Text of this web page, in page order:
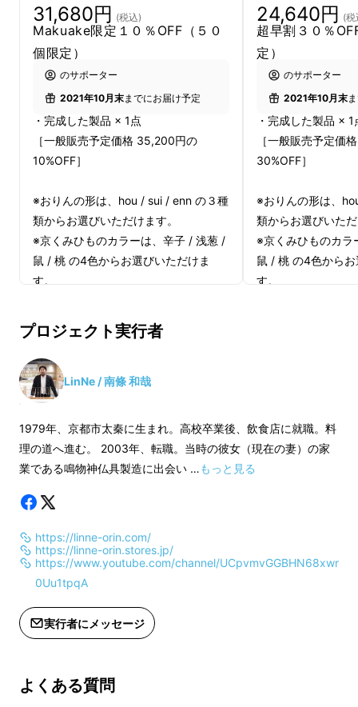
ちょっと豊かな時をつくり、心をととのえるた
めに、おりんの音色を自由に楽しんでほしい。
そんな思いからMakuakeに参加しました。
佐波理から⽣まれる唯⼀無⼆
の⾳⾊
素材に「佐波理(さはり)」という銅と錫の合⾦
を使⽤。
いた伝統技術
素材の特性を⽣かし、⼆つとない⾳⾊
しています。
PRODUCT CONCEPT
31,680円 (税込)
Makuake限定１０％OFF（５０
個限定）
のサポーター
2021年10月末までにお届け予定
・完成した製品 × 1点
［一般販売予定価格 35,200円の
10%OFF］
※おりんの形は、hou / sui / enn の３種
類からお選びいただけます。
※京くみひものカラーは、辛子 / 浅葱 /
鼠 / 桃 の4色からお選びいただけま
す。
もございます。ご了承ください。
※ご注文状況、使用部材の供給状況、
製造工程上の都合等により出荷時期が
遅れる場合があります。
24,640円 (税
超早割３０％
定）
のサポーター
2021年10月末
・完成した製品 × 1
［一般販売予定価
30%OFF］
※おりんの形は、
類からお選びいた
※京くみひものカ
鼠 / 桃 の4色から
す。
プロジェクト実行者
LinNe / 南條 和哉
1979年、京都市太秦に生まれ。高校卒業後、飲食店に就職。料
理の道へ進む。 2003年、転職。当時の彼女（現在の妻）の家
業である鳴物神仏具製造に出会い …もっと見る
https://linne-orin.com/
https://linne-orin.stores.jp/
https://www.youtube.com/channel/UCpvmvGGBHN68xwr
0Uu1tpqA
実行者にメッセージ
よくある質問